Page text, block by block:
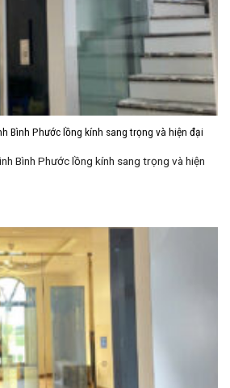
Bình Phước lồng kính sang trọng và hiện đại
Bình Phước lồng kính sang trọng và hiện